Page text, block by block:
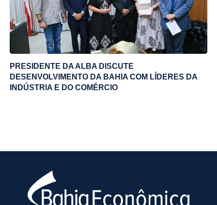
PRESIDENTE DA ALBA DISCUTE
DESENVOLVIMENTO DA BAHIA COM LÍDERES DA
INDÚSTRIA E DO COMÉRCIO